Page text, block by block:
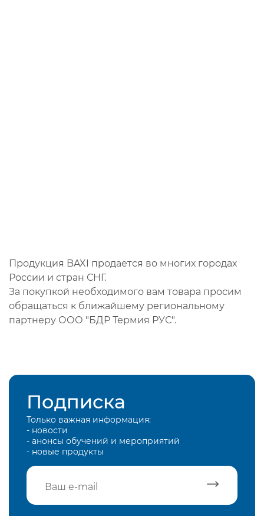
Продукция BAXI продается во многих городах
России и стран СНГ.
За покупкой необходимого вам товара просим
обращаться к ближайшему региональному
партнеру ООО "БДР Термия РУС".
Подписка
Только важная информация:
- новости
- анонсы обучений и мероприятий
- новые продукты